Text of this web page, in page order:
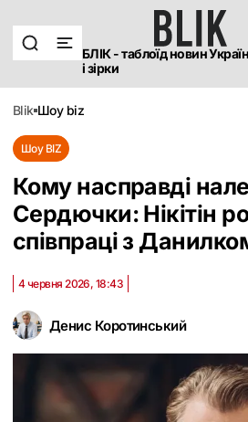
БЛІК - таблоїд новин
і зірки
blik шоу biz
Шоу BIZ
Кому насправді
Сердючки: Нікітін
співпраці з
Денис Коротинський
4 червня 2026, 18:43